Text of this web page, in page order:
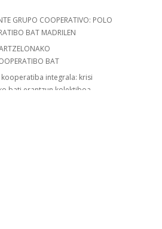
GRUPO COOPERATIVO: POLO
BAT MADRILEN
BAT
kooperatiba integrala: krisi
bati erantzun kolektiboa